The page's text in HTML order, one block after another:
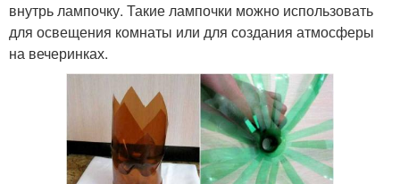
внутрь лампочку. Такие лампочки можно использовать
для освещения комнаты или для создания атмосферы
на вечеринках.